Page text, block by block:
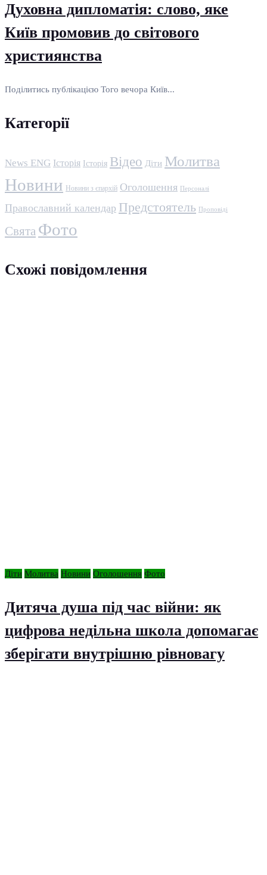
Духовна дипломатія: слово, яке
Київ промовив до світового
християнства
Поділитись публікацією Того вечора Київ...
Категорії
News ENG Історія Історія Відео Діти Молитва
Новини Новини з єпархій Оголошення Персоналі
Православний календар Предстоятель Проповіді
Свята Фото
Схожі повідомлення
Діти Молитва Новини Оголошення Фото
Дитяча душа під час війни: як
цифрова недільна школа допомагає
зберігати внутрішню рівновагу